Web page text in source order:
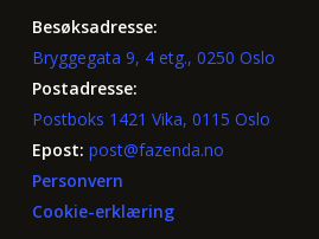
Besøksadresse:
Bryggegata 9, 4 etg., 0250 Oslo
Postadresse:
Postboks 1421 Vika, 0115 Oslo
Epost: post@fazenda.no
Personvern
Cookie-erklæring